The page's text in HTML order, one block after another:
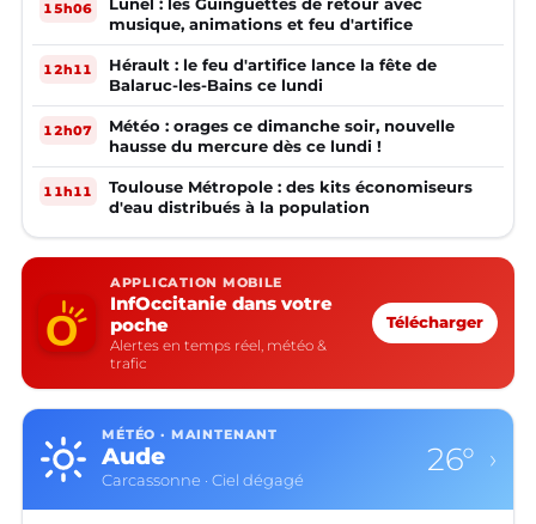
15h06
musique, animations et feu d'artifice
12h11
Hérault : le feu d'artifice lance la fête de
Balaruc-les-Bains ce lundi
12h07
Météo : orages ce dimanche soir, nouvelle
hausse du mercure dès ce lundi !
11h11
Toulouse Métropole : des kits économiseurs
d'eau distribués à la population
APPLICATION MOBILE
InfOccitanie dans votre
poche
Alertes en temps réel, météo &
trafic
Télécharger
MÉTÉO · MAINTENANT
Aude
Carcassonne · Ciel dégagé
26° ›